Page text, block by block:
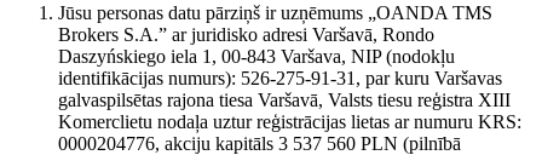
Jūsu personas datu pārziņš ir uzņēmums „OANDA TMS
Brokers S.A.” ar juridisko adresi Varšavā, Rondo
Daszyńskiego iela 1, 00-843 Varšava, NIP (nodokļu
identifikācijas numurs): 526-275-91-31, par kuru Varšavas
galvaspilsētas rajona tiesa Varšavā, Valsts tiesu reģistra XIII
Komerclietu nodaļa uztur reģistrācijas lietas ar numuru KRS:
0000204776, akciju kapitāls 3 537 560 PLN (pilnībā